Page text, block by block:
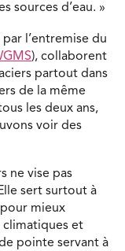
sources d’eau. »
l’entremise du
), collaborent
partout dans
de la même
les deux ans,
voir des
ne vise pas
sert surtout à
mieux
climatiques et
pointe servant à